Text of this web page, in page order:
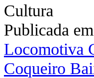
Cultura
Publicada
Locomotiva
Coqueiro